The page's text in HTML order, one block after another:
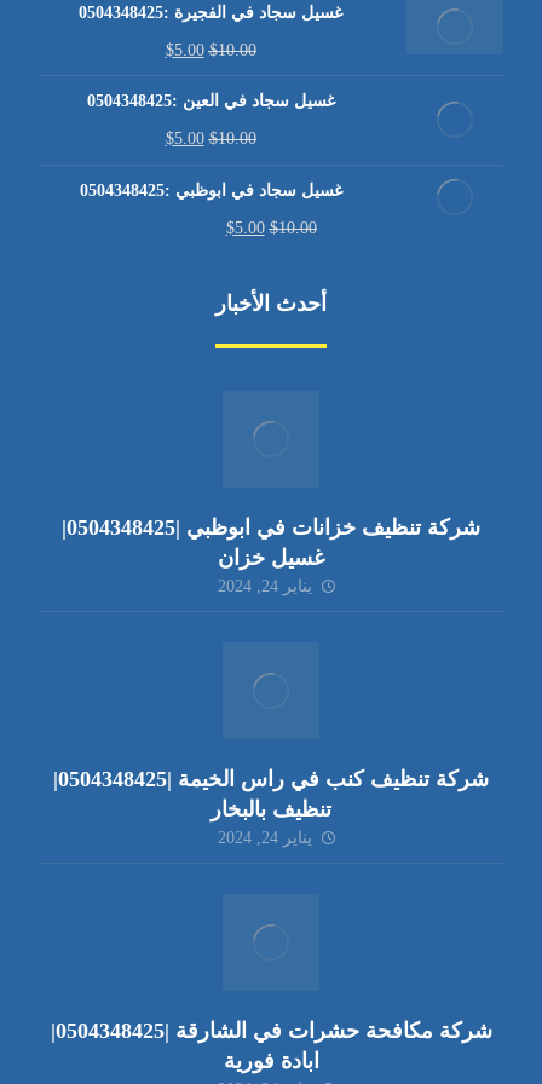
غسيل سجاد في الفجيرة :0504348425
$10.00
$5.00
غسيل سجاد في العين :0504348425
$10.00
$5.00
غسيل سجاد في ابوظبي :0504348425
$10.00
$5.00
أحدث الأخبار
شركة تنظيف خزانات في ابوظبي |0504348425|
غسيل خزان
يناير 24, 2024
شركة تنظيف كنب في راس الخيمة |0504348425|
تنظيف بالبخار
يناير 24, 2024
شركة مكافحة حشرات في الشارقة |0504348425|
ابادة فورية